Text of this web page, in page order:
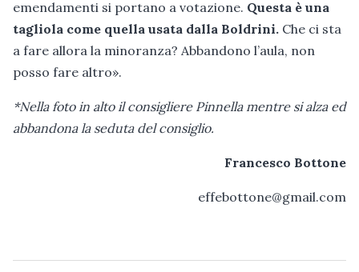
emendamenti si portano a votazione. Questa è una
tagliola come quella usata dalla Boldrini. Che ci sta
a fare allora la minoranza? Abbandono l’aula, non
posso fare altro».
*Nella foto in alto il consigliere Pinnella mentre si alza ed
abbandona la seduta del consiglio.
Francesco Bottone
effebottone@gmail.com